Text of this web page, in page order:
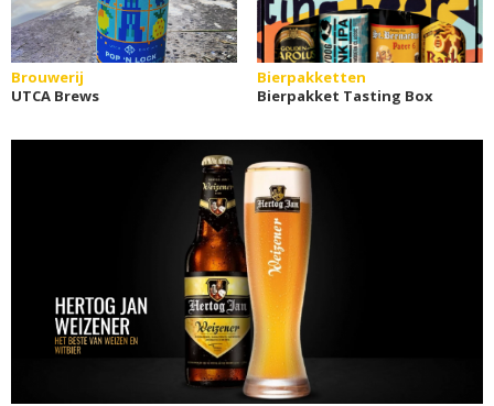
Brouwerij
UTCA Brews
Bierpakketten
Bierpakket Tasting Box